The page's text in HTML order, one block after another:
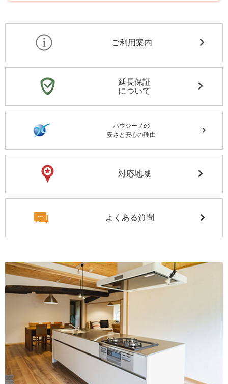
ご利用案内
延長保証
について
ハウジーノの
安さと安心の理由
対応地域
よくある質問